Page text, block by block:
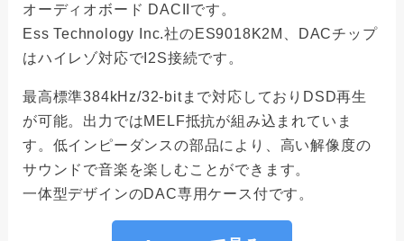
オーディオボード DACIIです。
Ess Technology Inc.社のES9018K2M、DACチップ
はハイレゾ対応でI2S接続です。
最高標準384kHz/32-bitまで対応しておりDSD再生
が可能。出力ではMELF抵抗が組み込まれていま
す。低インピーダンスの部品により、高い解像度の
サウンドで音楽を楽しむことができます。
一体型デザインのDAC専用ケース付です。